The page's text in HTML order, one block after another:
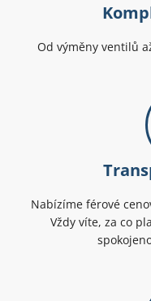
Od výměny ventilů
Nabízíme férové
Vždy víte, za co